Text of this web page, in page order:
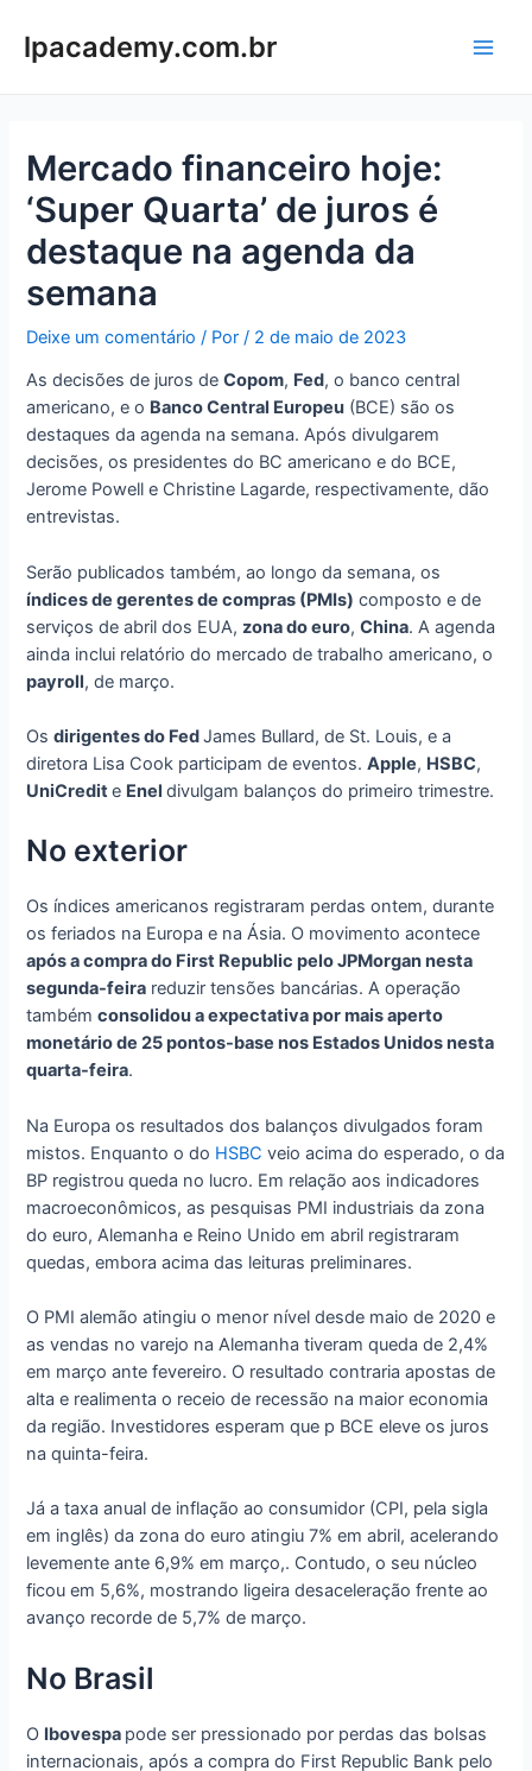
paralpacademy.com.br
Mercado financeiro hoje:
‘Super Quarta’ de juros é
destaque na agenda da
semana
Deixe um comentário / Por/ 2 de maio de 2023
As decisões de juros deCopom, Fed, o banco central
americano, e o Banco Central Europeu (BCE) são os
destaques da agenda na semana. Após divulgarem
decisões, os presidentes do BC americano e do BCE,
Jerome Powell e Christine Lagarde, respectivamente, dão
entrevistas.
Serão publicados também, ao longo da semana, os
índices de gerentes de compras (PMIs) composto e de
serviços de abril dos EUA,zona do euro,China. A agenda
ainda inclui relatório do mercado de trabalho americano, o
payroll, de março.
Osdirigentes do FedJames Bullard, de St. Louis, e a
diretora Lisa Cook participam de eventos.Apple, HSBC,
UniCredite Eneldivulgam balanços do primeiro trimestre.
No exterior
Os índices americanos registraram perdas ontem, durante
os feriados na Europa e na Ásia. O movimento acontece
após a compra do First Republic pelo JPMorgan nesta
segunda-feira reduzir tensões bancárias. A operação
tambémconsolidou a expectativa por mais aperto
monetário de 25 pontos-base nos Estados Unidos nesta
quarta-feira.
Na Europa os resultados dos balanços divulgados foram
mistos. Enquanto o do HSBC veio acima do esperado, o da
BP registrou queda no lucro. Em relação aos indicadores
macroeconômicos, as pesquisas PMI industriais da zona
do euro, Alemanha e Reino Unido em abril registraram
quedas, embora acima das leituras preliminares.
O PMI alemão atingiu o menor nível desde maio de 2020 e
as vendas no varejo na Alemanha tiveram queda de 2,4%
em março ante fevereiro. O resultado contraria apostas de
alta e realimenta o receio de recessão na maior economia
da região. Investidores esperam que p BCE eleve os juros
na quinta-feira.
Já a taxa anual de inflação ao consumidor (CPI, pela sigla
em inglês) da zona do euro atingiu 7% em abril, acelerando
levemente ante 6,9% em março,. Contudo, o seu núcleo
ficou em 5,6%, mostrando ligeira desaceleração frente ao
avanço recorde de 5,7% de março.
No Brasil
O Ibovespa pode ser pressionado por perdas das bolsas
internacionais, após a compra do First Republic Bank pelo